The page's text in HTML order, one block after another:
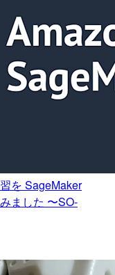
を SageMaker
ました 〜SO-